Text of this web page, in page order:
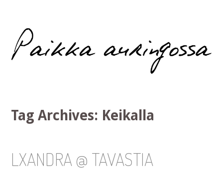
Paikka auringossa
Tag Archives: Keikalla
LXANDRA @ TAVASTIA